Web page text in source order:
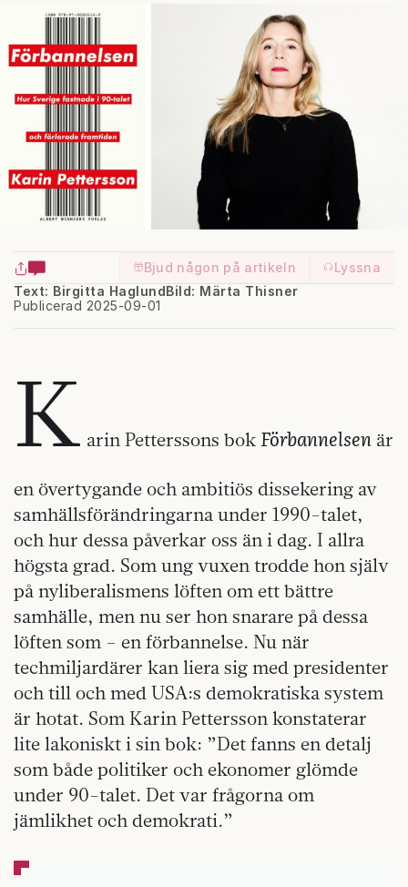
Bjud någon på artikeln
Lyssna
Text: Birgitta Haglund
Publicerad 2025-09-01
Bild: Märta Thisner
K arin Petterssons bok Förbannelsen är
en övertygande och ambitiös dissekering av
samhällsförändringarna under 1990-talet,
och hur dessa påverkar oss än i dag. I allra
högsta grad. Som ung vuxen trodde hon själv
på nyliberalismens löften om ett bättre
samhälle, men nu ser hon snarare på dessa
löften som – en förbannelse. Nu när
techmiljardärer kan liera sig med presidenter
och till och med USA:s demokratiska system
är hotat. Som Karin Pettersson konstaterar
lite lakoniskt i sin bok: ”Det fanns en detalj
som både politiker och ekonomer glömde
under 90-talet. Det var frågorna om
jämlikhet och demokrati.”